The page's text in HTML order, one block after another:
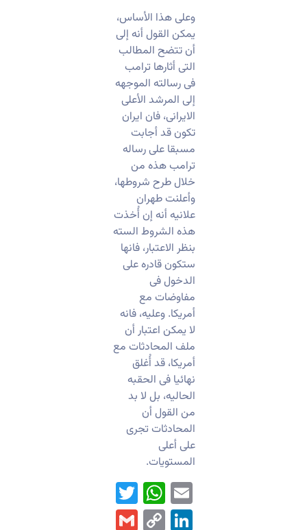
وعلى هذا الأساس،
یمکن القول أنه إلى
أن تتضح المطالب
التی أثارها ترامب
فی رسالته الموجهه
إلى المرشد الأعلى
الایرانی، فان ایران
تکون قد أجابت
مسبقا على رساله
ترامب هذه من
خلال طرح شروطها،
وأعلنت طهران
علانیه أنه إن أُخذت
هذه الشروط السته
بنظر الاعتبار، فانها
ستکون قادره على
الدخول فی
مفاوضات مع
أمریکا. وعلیه، فانه
لا یمکن اعتبار أن
ملف المحادثات مع
أمریکا، قد أُغلق
نهائیا فی الحقبه
الحالیه، بل لا بد
من القول أن
المحادثات تجری
على أعلى
المستویات.
Email
WhatsApp
Twitter
LinkedIn
Copy
Gmail